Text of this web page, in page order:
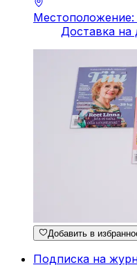
Местоположение:
Доставка на
Добавить в
Подписка на